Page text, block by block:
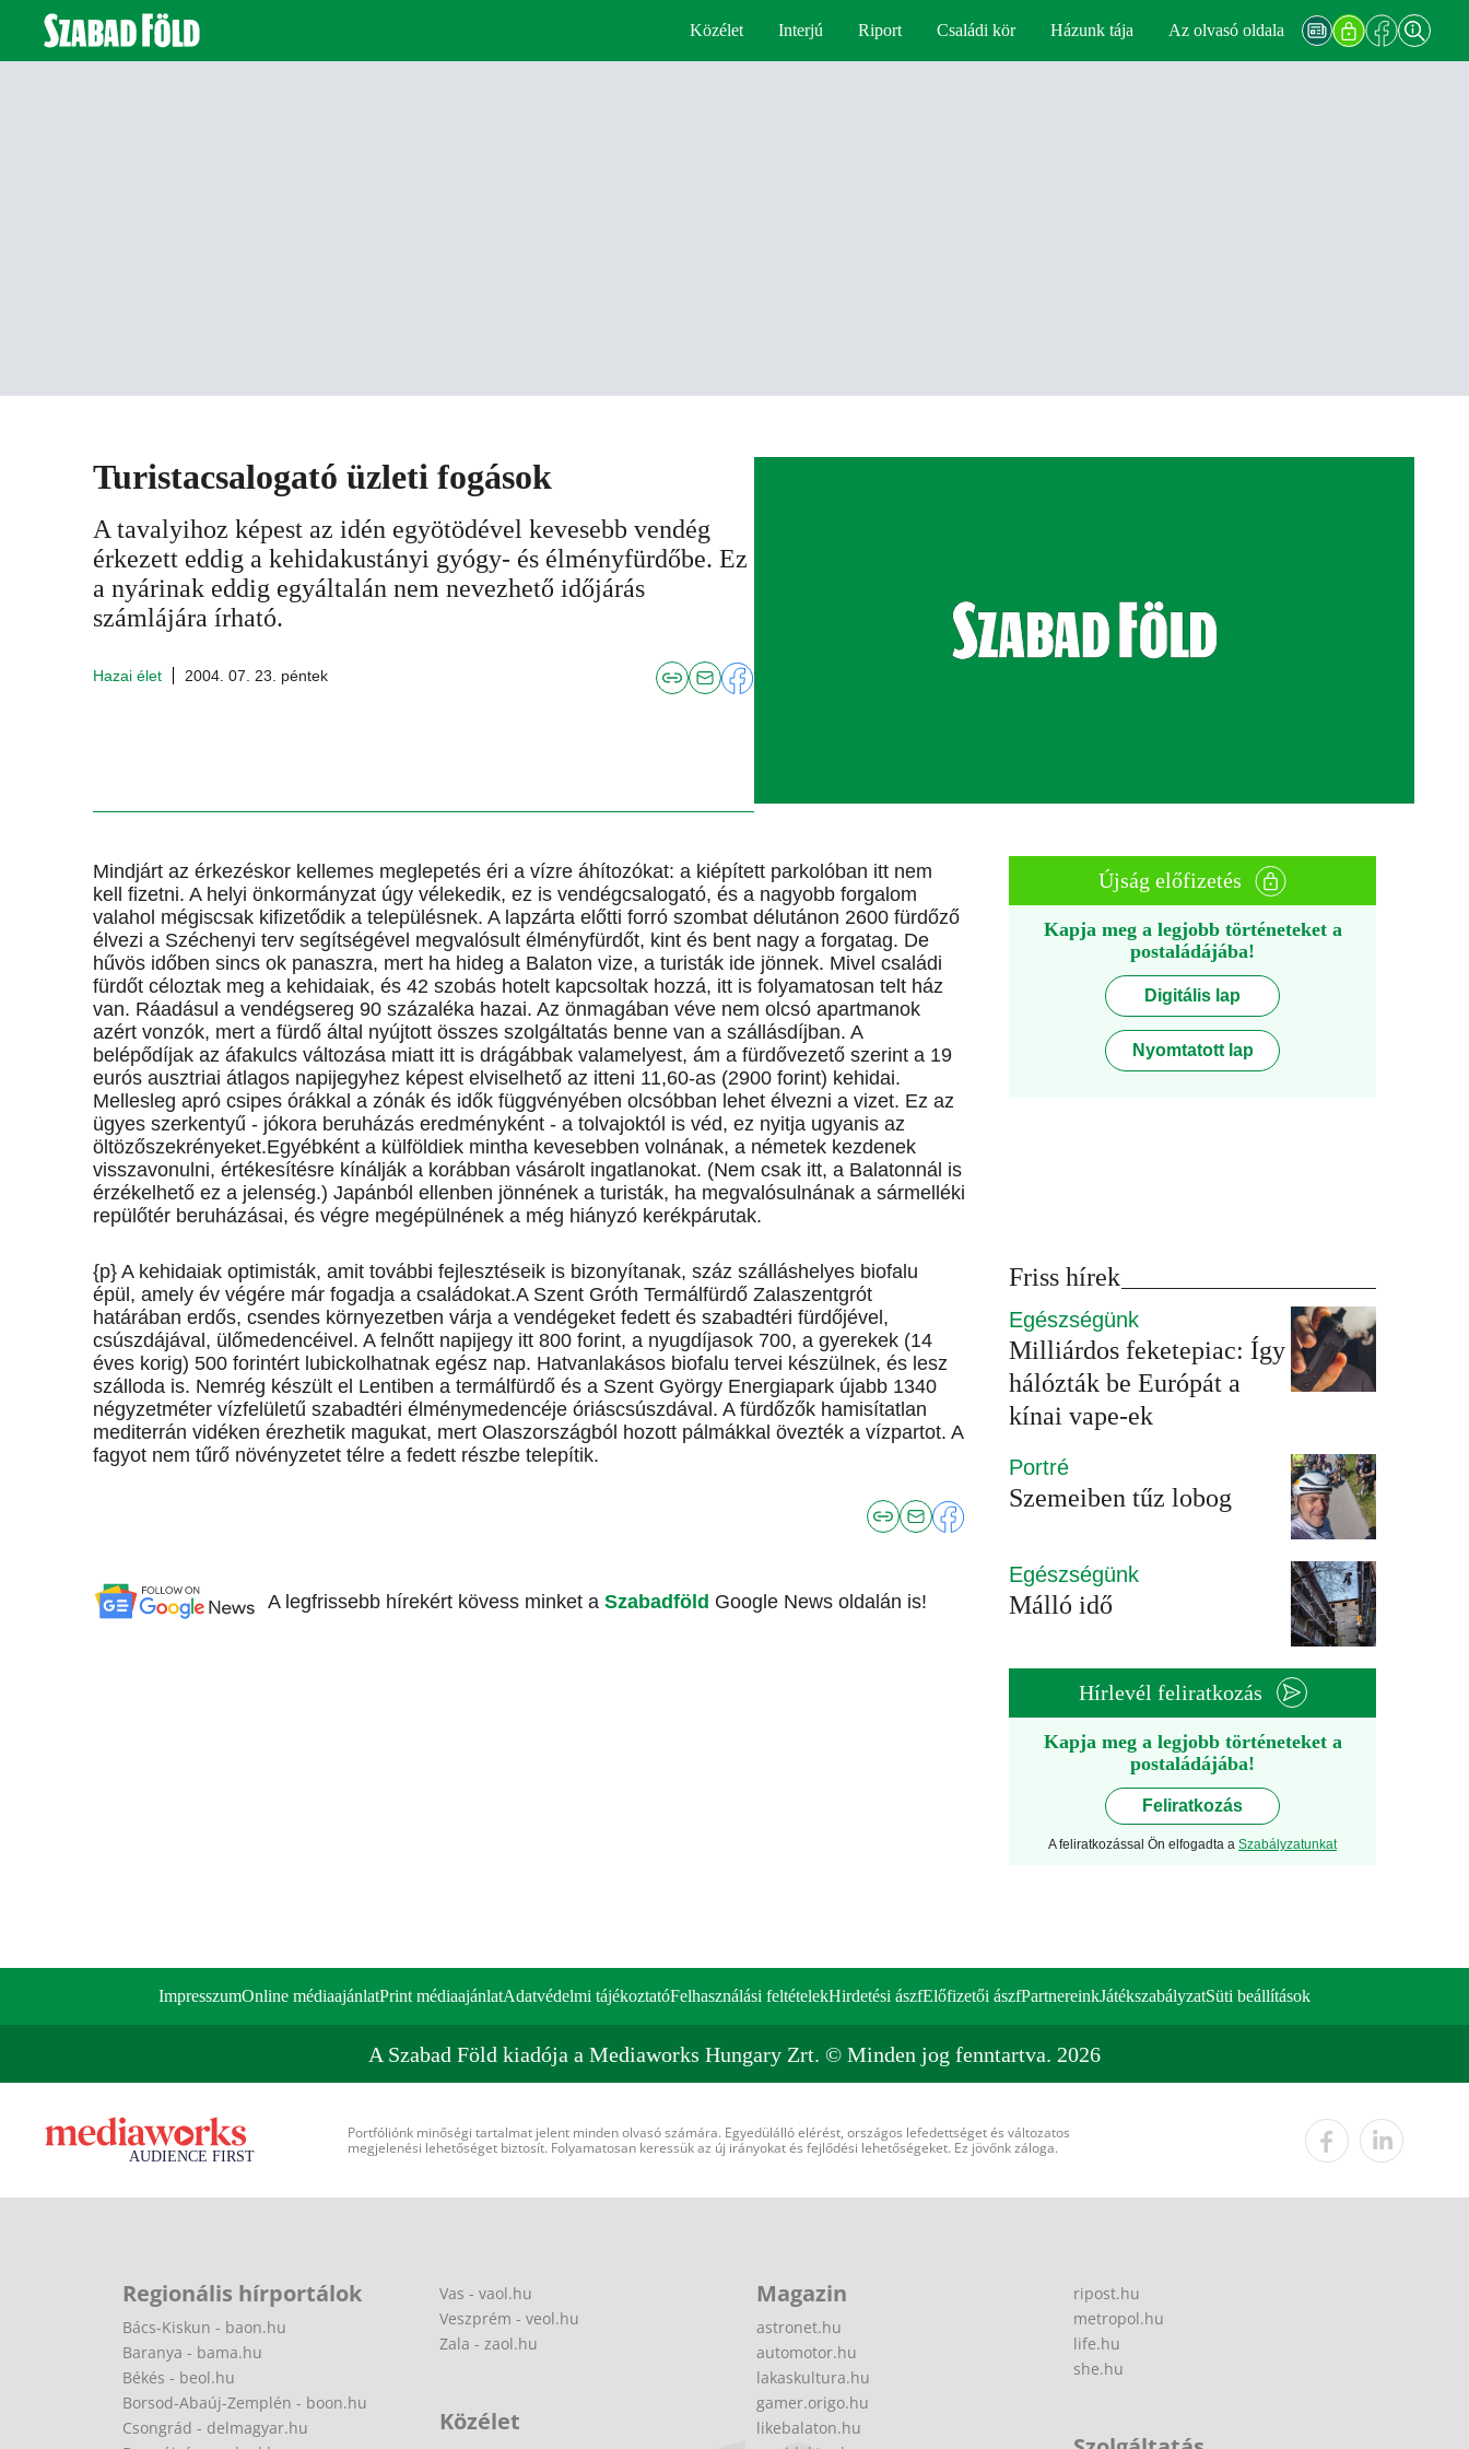
Közélet Interjú Riport Családi kör Házunk tája Az olvasó oldala
Turistacsalogató üzleti fogások
A tavalyihoz képest az idén egyötödével kevesebb vendég
érkezett eddig a kehidakustányi gyógy- és élményfürdőbe. Ez
a nyárinak eddig egyáltalán nem nevezhető időjárás
számlájára írható.
Hazai élet 2004. 07. 23. péntek
Mindjárt az érkezéskor kellemes meglepetés éri a vízre áhítozókat: a kiépített parkolóban itt nem
kell fizetni. A helyi önkormányzat úgy vélekedik, ez is vendégcsalogató, és a nagyobb forgalom
valahol mégiscsak kifizetődik a településnek. A lapzárta előtti forró szombat délutánon 2600 fürdőző
élvezi a Széchenyi terv segítségével megvalósult élményfürdőt, kint és bent nagy a forgatag. De
hűvös időben sincs ok panaszra, mert ha hideg a Balaton vize, a turisták ide jönnek. Mivel családi
fürdőt céloztak meg a kehidaiak, és 42 szobás hotelt kapcsoltak hozzá, itt is folyamatosan telt ház
van. Ráadásul a vendégsereg 90 százaléka hazai. Az önmagában véve nem olcsó apartmanok
azért vonzók, mert a fürdő által nyújtott összes szolgáltatás benne van a szállásdíjban. A
belépődíjak az áfakulcs változása miatt itt is drágábbak valamelyest, ám a fürdővezető szerint a 19
eurós ausztriai átlagos napijegyhez képest elviselhető az itteni 11,60-as (2900 forint) kehidai.
Mellesleg apró csipes órákkal a zónák és idők függvényében olcsóbban lehet élvezni a vizet. Ez az
ügyes szerkentyű - jókora beruházás eredményként - a tolvajoktól is véd, ez nyitja ugyanis az
öltözőszekrényeket.Egyébként a külföldiek mintha kevesebben volnának, a németek kezdenek
visszavonulni, értékesítésre kínálják a korábban vásárolt ingatlanokat. (Nem csak itt, a Balatonnál is
érzékelhető ez a jelenség.) Japánból ellenben jönnének a turisták, ha megvalósulnának a sármelléki
repülőtér beruházásai, és végre megépülnének a még hiányzó kerékpárutak.
{p} A kehidaiak optimisták, amit további fejlesztéseik is bizonyítanak, száz szálláshelyes biofalu
épül, amely év végére már fogadja a családokat.A Szent Gróth Termálfürdő Zalaszentgrót
határában erdős, csendes környezetben várja a vendégeket fedett és szabadtéri fürdőjével,
csúszdájával, ülőmedencéivel. A felnőtt napijegy itt 800 forint, a nyugdíjasok 700, a gyerekek (14
éves korig) 500 forintért lubickolhatnak egész nap. Hatvanlakásos biofalu tervei készülnek, és lesz
szálloda is. Nemrég készült el Lentiben a termálfürdő és a Szent György Energiapark újabb 1340
négyzetméter vízfelületű szabadtéri élménymedencéje óriáscsúszdával. A fürdőzők hamisítatlan
mediterrán vidéken érezhetik magukat, mert Olaszországból hozott pálmákkal övezték a vízpartot. A
fagyot nem tűrő növényzetet télre a fedett részbe telepítik.
A legfrissebb hírekért kövess minket a Szabadföld Google News oldalán is!
Újság előfizetés
Kapja meg a legjobb történeteket a
postaládájába!
Digitális lap
Nyomtatott lap
Friss hírek
Egészségünk
Milliárdos feketepiac: Így
hálózták be Európát a
kínai vape-ek
Portré
Szemeiben tűz lobog
Egészségünk
Málló idő
Hírlevél feliratkozás
Kapja meg a legjobb történeteket a
postaládájába!
Feliratkozás
A feliratkozással Ön elfogadta a Szabályzatunkat
ImpresszumOnline médiaajánlatPrint médiaajánlatAdatvédelmi tájékoztatóFelhasználási feltételekHirdetési ászfElőfizetői ászfPartnereinkJátékszabályzatSüti beállítások
A Szabad Föld kiadója a Mediaworks Hungary Zrt. © Minden jog fenntartva. 2026
Portfóliónk minőségi tartalmat jelent minden olvasó számára. Egyedülálló elérést, országos lefedettséget és változatos
megjelenési lehetőséget biztosít. Folyamatosan keressük az új irányokat és fejlődési lehetőségeket. Ez jövőnk záloga.
Regionális hírportálok
Bács-Kiskun - baon.hu
Baranya - bama.hu
Békés - beol.hu
Borsod-Abaúj-Zemplén - boon.hu
Csongrád - delmagyar.hu
Vas - vaol.hu
Veszprém - veol.hu
Zala - zaol.hu
Közélet
Magazin
astronet.hu
automotor.hu
lakaskultura.hu
gamer.origo.hu
likebalaton.hu
ripost.hu
metropol.hu
life.hu
she.hu